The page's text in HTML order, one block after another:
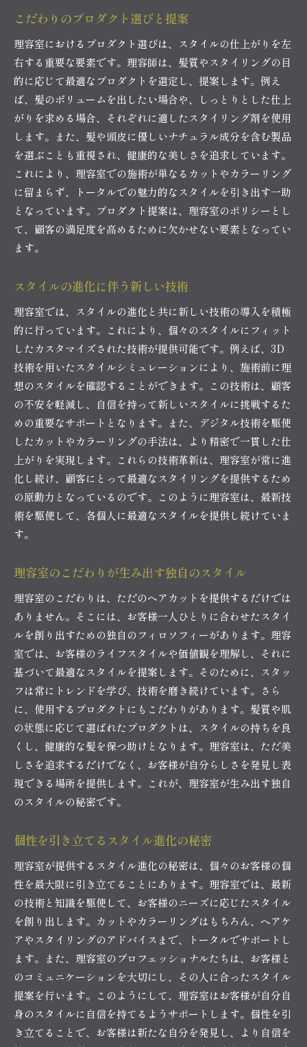
こだわりのプロダクト選びと提案
理容室におけるプロダクト選びは、スタイルの仕上がりを左
右する重要な要素です。理容師は、髪質やスタイリングの目
的に応じて最適なプロダクトを選定し、提案します。例え
ば、髪のボリュームを出したい場合や、しっとりとした仕上
がりを求める場合、それぞれに適したスタイリング剤を使用
します。また、髪や頭皮に優しいナチュラル成分を含む製品
を選ぶことも重視され、健康的な美しさを追求しています。
これにより、理容室での施術が単なるカットやカラーリング
に留まらず、トータルでの魅力的なスタイルを引き出す一助
となっています。プロダクト提案は、理容室のポリシーとし
て、顧客の満足度を高めるために欠かせない要素となってい
ます。
スタイルの進化に伴う新しい技術
理容室では、スタイルの進化と共に新しい技術の導入を積極
的に行っています。これにより、個々のスタイルにフィット
したカスタマイズされた技術が提供可能です。例えば、3D
技術を用いたスタイルシミュレーションにより、施術前に理
想のスタイルを確認することができます。この技術は、顧客
の不安を軽減し、自信を持って新しいスタイルに挑戦するた
めの重要なサポートとなります。また、デジタル技術を駆使
したカットやカラーリングの手法は、より精密で一貫した仕
上がりを実現します。これらの技術革新は、理容室が常に進
化し続け、顧客にとって最適なスタイリングを提供するため
の原動力となっているのです。このように理容室は、最新技
術を駆使して、各個人に最適なスタイルを提供し続けていま
す。
理容室のこだわりが生み出す独自のスタイル
理容室のこだわりは、ただのヘアカットを提供するだけでは
ありません。そこには、お客様一人ひとりに合わせたスタイ
ルを創り出すための独自のフィロソフィーがあります。理容
室では、お客様のライフスタイルや価値観を理解し、それに
基づいて最適なスタイルを提案します。そのために、スタッ
フは常にトレンドを学び、技術を磨き続けています。さら
に、使用するプロダクトにもこだわりがあります。髪質や肌
の状態に応じて選ばれたプロダクトは、スタイルの持ちを良
くし、健康的な髪を保つ助けとなります。理容室は、ただ美
しさを追求するだけでなく、お客様が自分らしさを発見し表
現できる場所を提供します。これが、理容室が生み出す独自
のスタイルの秘密です。
個性を引き立てるスタイル進化の秘密
理容室が提供するスタイル進化の秘密は、個々のお客様の個
性を最大限に引き立てることにあります。理容室では、最新
の技術と知識を駆使して、お客様のニーズに応じたスタイル
を創り出します。カットやカラーリングはもちろん、ヘアケ
アやスタイリングのアドバイスまで、トータルでサポートし
ます。また、理容室のプロフェッショナルたちは、お客様と
のコミュニケーションを大切にし、その人に合ったスタイル
提案を行います。このようにして、理容室はお客様が自分自
身のスタイルに自信を持てるようサポートします。個性を引
き立てることで、お客様は新たな自分を発見し、より自信を